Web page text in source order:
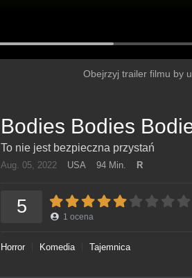
Obejrzyj trailer filmu by
Bodies Bodies
To nie jest bezpieczna przystań
Aug. 05, 2022 USA 94 Min. R
5 1 ocena
Horror Komedia Tajemnica